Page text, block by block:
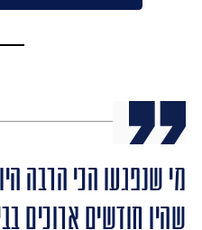
מי שנפגעו הכי הרבה
שהיו חודשים ארוכים